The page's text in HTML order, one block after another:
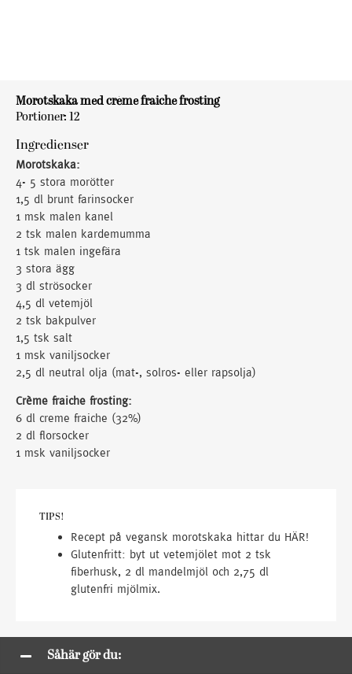
Morotskaka med crème fraiche frosting
Portioner: 12
Ingredienser
Morotskaka:
4- 5 stora morötter
1,5 dl brunt farinsocker
1 msk malen kanel
2 tsk malen kardemumma
1 tsk malen ingefära
3 stora ägg
3 dl strösocker
4,5 dl vetemjöl
2 tsk bakpulver
1,5 tsk salt
1 msk vaniljsocker
2,5 dl neutral olja (mat-, solros- eller rapsolja)
Crème fraiche frosting:
6 dl creme fraiche (32%)
2 dl florsocker
1 msk vaniljsocker
TIPS!
Recept på vegansk morotskaka hittar du HÄR!
Glutenfritt: byt ut vetemjölet mot 2 tsk
fiberhusk, 2 dl mandelmjöl och 2,75 dl
glutenfri mjölmix.
Såhär gör du: